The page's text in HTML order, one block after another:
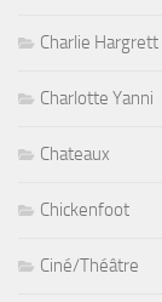
Charlie Hargrett
Charlotte Yanni
Chateaux
Chickenfoot
Ciné/Théâtre